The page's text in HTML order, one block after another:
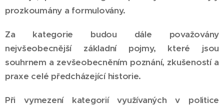
prozkoumány a formulovány.
Za kategorie budou dále považovány
nejvšeobecnější základní pojmy, které jsou
souhrnem a zevšeobecněním poznání, zkušeností a
praxe celé předcházející historie.
Při vymezení kategorií využívaných v politice